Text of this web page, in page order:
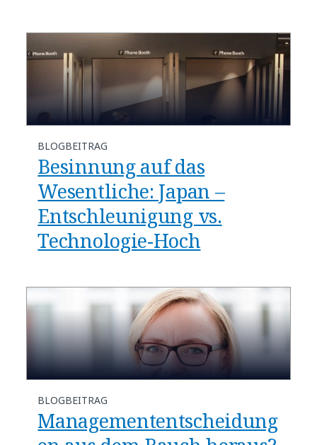
BLOGBEITRAG
Besinnung auf das
Wesentliche: Japan –
Entschleunigung vs.
Technologie-Hoch
BLOGBEITRAG
Managemententscheidung